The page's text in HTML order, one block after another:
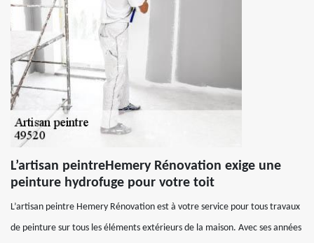
L’artisan peintreHemery Rénovation exige une
peinture hydrofuge pour votre toit
L’artisan peintre Hemery Rénovation est à votre service pour tous travaux
de peinture sur tous les éléments extérieurs de la maison. Avec ses années